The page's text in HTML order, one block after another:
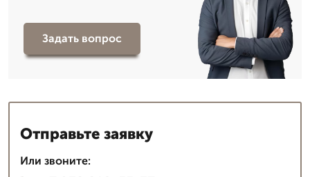
Задать вопрос
Отправьте заявку
Или звоните: